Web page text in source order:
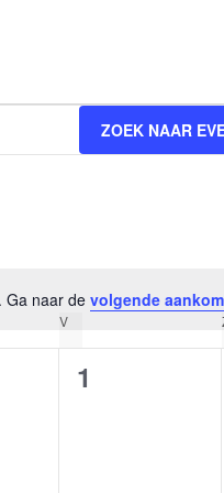
Ga naar devolgende
ZOEK NAAR
V
0
1